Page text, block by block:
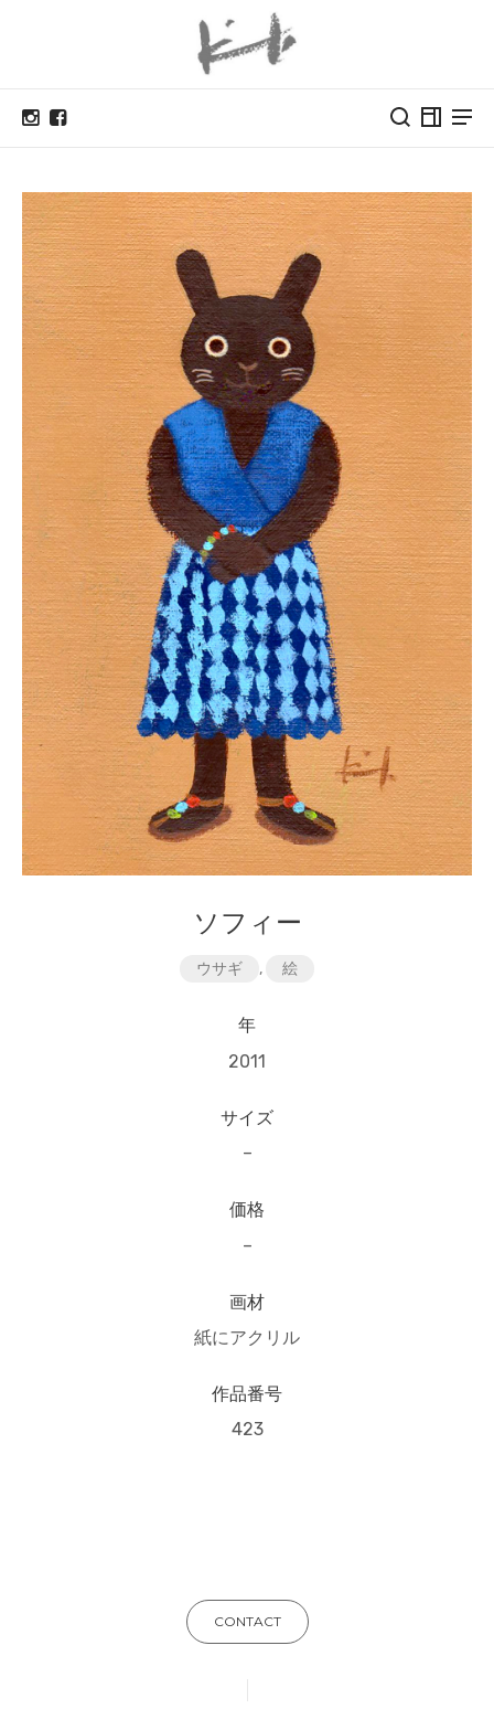
ソフィー
ウサギ , 絵
年
2011
サイズ
–
価格
–
画材
紙にアクリル
作品番号
423
CONTACT